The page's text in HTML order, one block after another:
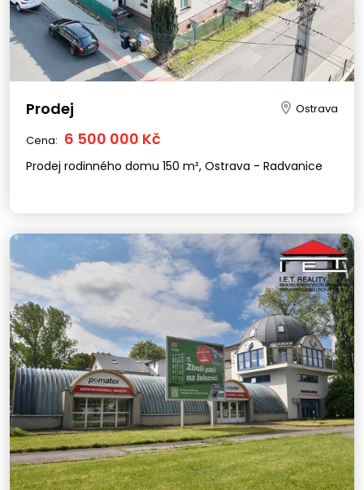
Prodej Ostrava
Cena: 6 500 000 Kč
Prodej rodinného domu 150 m², Ostrava - Radvanice